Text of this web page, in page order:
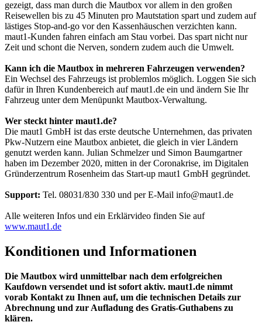
gezeigt, dass man durch die Mautbox vor allem in den großen
Reisewellen bis zu 45 Minuten pro Mautstation spart und zudem auf
lästiges Stop-and-go vor den Kassenhäuschen verzichten kann.
maut1-Kunden fahren einfach am Stau vorbei. Das spart nicht nur
Zeit und schont die Nerven, sondern zudem auch die Umwelt.
Kann ich die Mautbox in mehreren Fahrzeugen verwenden?
Ein Wechsel des Fahrzeugs ist problemlos möglich. Loggen Sie sich
dafür in Ihren Kundenbereich auf maut1.de ein und ändern Sie Ihr
Fahrzeug unter dem Menüpunkt Mautbox-Verwaltung.
Wer steckt hinter maut1.de?
Die maut1 GmbH ist das erste deutsche Unternehmen, das privaten
Pkw-Nutzern eine Mautbox anbietet, die gleich in vier Ländern
genutzt werden kann. Julian Schmelzer und Simon Baumgartner
haben im Dezember 2020, mitten in der Coronakrise, im Digitalen
Gründerzentrum Rosenheim das Start-up maut1 GmbH gegründet.
Support: Tel. 08031/830 330 und per E-Mail info@maut1.de
Alle weiteren Infos und ein Erklärvideo finden Sie auf
www.maut1.de
Konditionen und Informationen
Die Mautbox wird unmittelbar nach dem erfolgreichen
Kaufdown versendet und ist sofort aktiv. maut1.de nimmt
vorab Kontakt zu Ihnen auf, um die technischen Details zur
Abrechnung und zur Aufladung des Gratis-Guthabens zu
klären.